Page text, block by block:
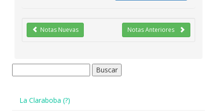
Notas Anteriores
Notas Nuevas
La Claraboba (?)